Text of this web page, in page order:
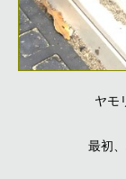
ヤモ
最初